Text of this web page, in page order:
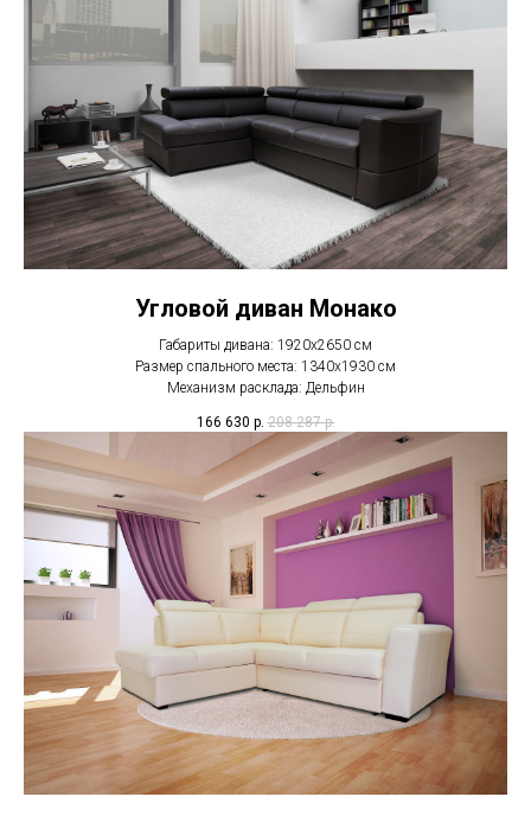
Угловой диван Монако
Габариты дивана: 1920х2650 см
Размер спального места: 1340х1930 см
Механизм расклада: Дельфин
166 630 р. 208 287 р.